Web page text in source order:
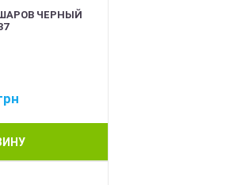
ШАРОВ ЧЕРНЫЙ